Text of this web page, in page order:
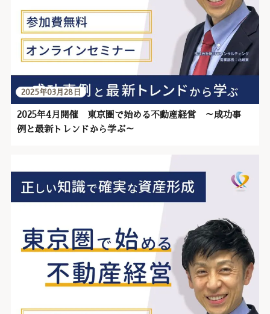
2025年4月開催 東京圏で始める不動産経営 ～成功事
例と最新トレンドから学ぶ～
2025年03月28日